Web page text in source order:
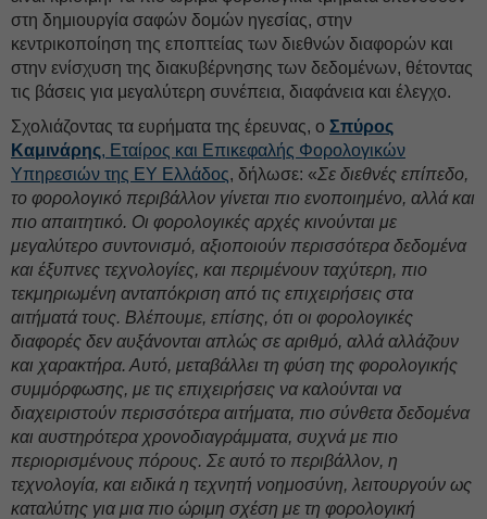
στη δημιουργία σαφών δομών ηγεσίας, στην
κεντρικοποίηση της εποπτείας των διεθνών διαφορών και
στην ενίσχυση της διακυβέρνησης των δεδομένων, θέτοντας
τις βάσεις για μεγαλύτερη συνέπεια, διαφάνεια και έλεγχο.
Σχολιάζοντας τα ευρήματα της έρευνας, ο Σπύρος
Καμινάρης, Εταίρος και Επικεφαλής Φορολογικών
Υπηρεσιών της ΕΥ Ελλάδος, δήλωσε: «Σε διεθνές επίπεδο,
το φορολογικό περιβάλλον γίνεται πιο ενοποιημένο, αλλά και
πιο απαιτητικό. Οι φορολογικές αρχές κινούνται με
μεγαλύτερο συντονισμό, αξιοποιούν περισσότερα δεδομένα
και έξυπνες τεχνολογίες, και περιμένουν ταχύτερη, πιο
τεκμηριωμένη ανταπόκριση από τις επιχειρήσεις στα
αιτήματά τους. Βλέπουμε, επίσης, ότι οι φορολογικές
διαφορές δεν αυξάνονται απλώς σε αριθμό, αλλά αλλάζουν
και χαρακτήρα. Αυτό, μεταβάλλει τη φύση της φορολογικής
συμμόρφωσης, με τις επιχειρήσεις να καλούνται να
διαχειριστούν περισσότερα αιτήματα, πιο σύνθετα δεδομένα
και αυστηρότερα χρονοδιαγράμματα, συχνά με πιο
περιορισμένους πόρους. Σε αυτό το περιβάλλον, η
τεχνολογία, και ειδικά η τεχνητή νοημοσύνη, λειτουργούν ως
καταλύτης για μια πιο ώριμη σχέση με τη φορολογική